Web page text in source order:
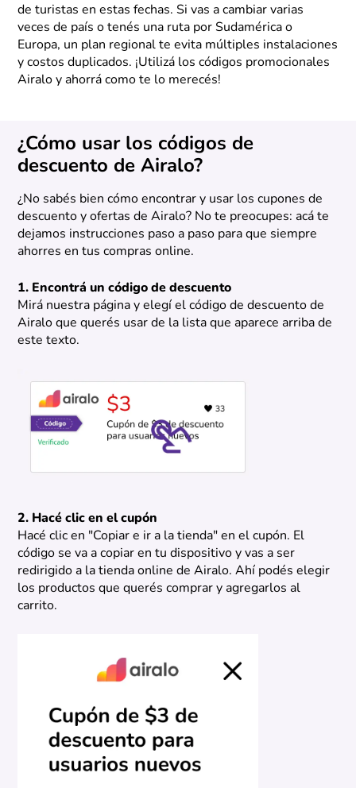
de turistas en estas fechas. Si vas a cambiar varias
veces de país o tenés una ruta por Sudamérica o
Europa, un plan regional te evita múltiples instalaciones
y costos duplicados. ¡Utilizá los códigos promocionales
Airalo y ahorrá como te lo merecés!
¿Cómo usar los códigos de
descuento de Airalo?
¿No sabés bien cómo encontrar y usar los cupones de
descuento y ofertas de Airalo? No te preocupes: acá te
dejamos instrucciones paso a paso para que siempre
ahorres en tus compras online.
1. Encontrá un código de descuento
Mirá nuestra página y elegí el código de descuento de
Airalo que querés usar de la lista que aparece arriba de
este texto.
2. Hacé clic en el cupón
Hacé clic en "Copiar e ir a la tienda" en el cupón. El
código se va a copiar en tu dispositivo y vas a ser
redirigido a la tienda online de Airalo. Ahí podés elegir
los productos que querés comprar y agregarlos al
carrito.